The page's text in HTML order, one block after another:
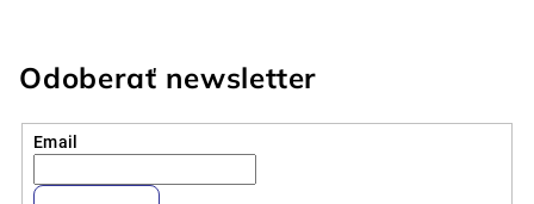
Odoberať newsletter
Email